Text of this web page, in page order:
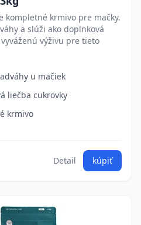
kompletné krmivo pre mačky.
a slúži ako doplnková
výživu pre tieto
u mačiek
liečba cukrovky
krmivo
Detail kúpiť